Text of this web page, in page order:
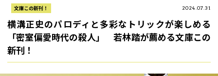
文庫この新刊！ 2024.07.31
横溝正史のパロディと多彩なトリックが楽しめる
「密室偏愛時代の殺人」 若林踏が薦める文庫この
新刊！